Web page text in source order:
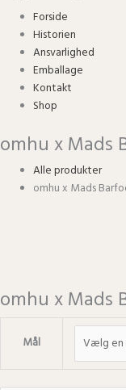
Forside
Historien
Ansvarlighed
Emballage
Kontakt
Shop
omhu x Mads
Alle produkter
omhu x Mads
omhu x Mads
Mål